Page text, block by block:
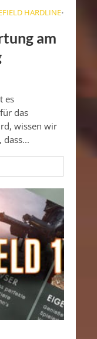
HARDLINE•
am
es
das
wissen wir
dass...